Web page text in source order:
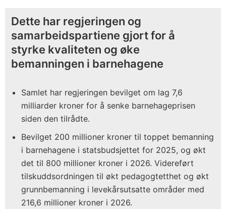
Dette har regjeringen og
samarbeidspartiene gjort for å
styrke kvaliteten og øke
bemanningen i barnehagene
Samlet har regjeringen bevilget om lag 7,6
milliarder kroner for å senke barnehageprisen
siden den tilrådte.
Bevilget 200 millioner kroner til toppet bemanning
i barnehagene i statsbudsjettet for 2025, og økt
det til 800 millioner kroner i 2026. Videreført
tilskuddsordningen til økt pedagogtetthet og økt
grunnbemanning i levekårsutsatte områder med
216,6 millioner kroner i 2026.